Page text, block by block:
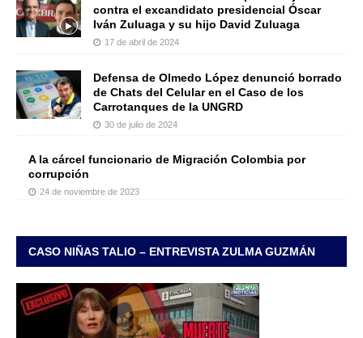
contra el excandidato presidencial Óscar
Iván Zuluaga y su hijo David Zuluaga
17 de abril de 2024
Defensa de Olmedo López denunció borrado
de Chats del Celular en el Caso de los
Carrotanques de la UNGRD
30 de julio de 2024
A la cárcel funcionario de Migración Colombia por
corrupción
24 de noviembre de 2023
CASO NIÑAS TALIO – ENTREVISTA ZULMA GUZMÁN